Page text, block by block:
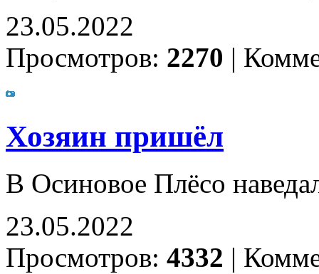
23.05.2022
Просмотров: 2270 |
Хозяин пришёл
В Осиновое Плёсо
23.05.2022
Просмотров: 4332 |